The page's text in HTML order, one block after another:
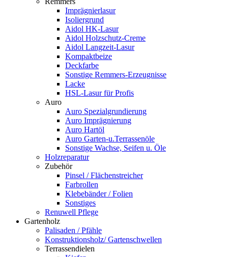
Imprägnierlasur
Isoliergrund
Aidol HK-Lasur
Aidol Holzschutz-Creme
Aidol Langzeit-Lasur
Kompaktbeize
Deckfarbe
Sonstige Remmers-Erzeugnisse
Lacke
HSL-Lasur für Profis
Auro
Auro Spezialgrundierung
Auro Imprägnierung
Auro Hartöl
Auro Garten-u.Terrassenöle
Sonstige Wachse, Seifen u. Öle
Holzreparatur
Zubehör
Pinsel / Flächenstreicher
Farbrollen
Klebebänder / Folien
Sonstiges
Renuwell Pflege
Gartenholz
Palisaden / Pfähle
Konstruktionsholz/ Gartenschwellen
Terrassendielen